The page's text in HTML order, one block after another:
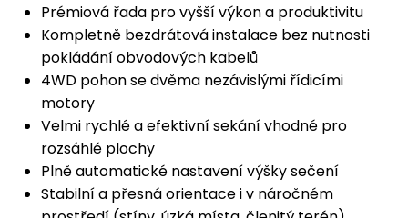
Prémiová řada pro vyšší výkon a produktivitu
Kompletně bezdrátová instalace bez nutnosti
pokládání obvodových kabelů
4WD pohon se dvěma nezávislými řídicími
motory
Velmi rychlé a efektivní sekání vhodné pro
rozsáhlé plochy
Plně automatické nastavení výšky sečení
Stabilní a přesná orientace i v náročném